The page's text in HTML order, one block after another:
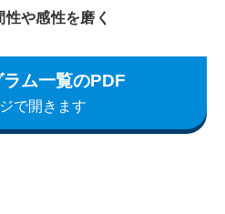
性や感性を磨く
ム一覧のPDF
で開きます